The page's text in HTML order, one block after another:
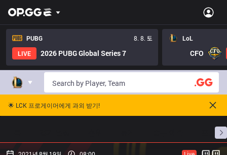
PUBG
8. 8. 토
LIVE
2026 PUBG Global Series 7
LoL
CFO
🌟 LCK 프로게이머에게 과외 받기!
프로빌